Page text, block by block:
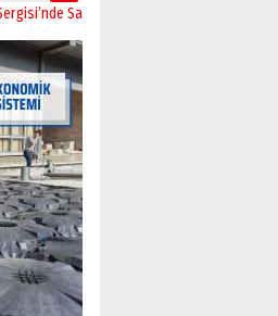
Sanatseverlerle Buluştu